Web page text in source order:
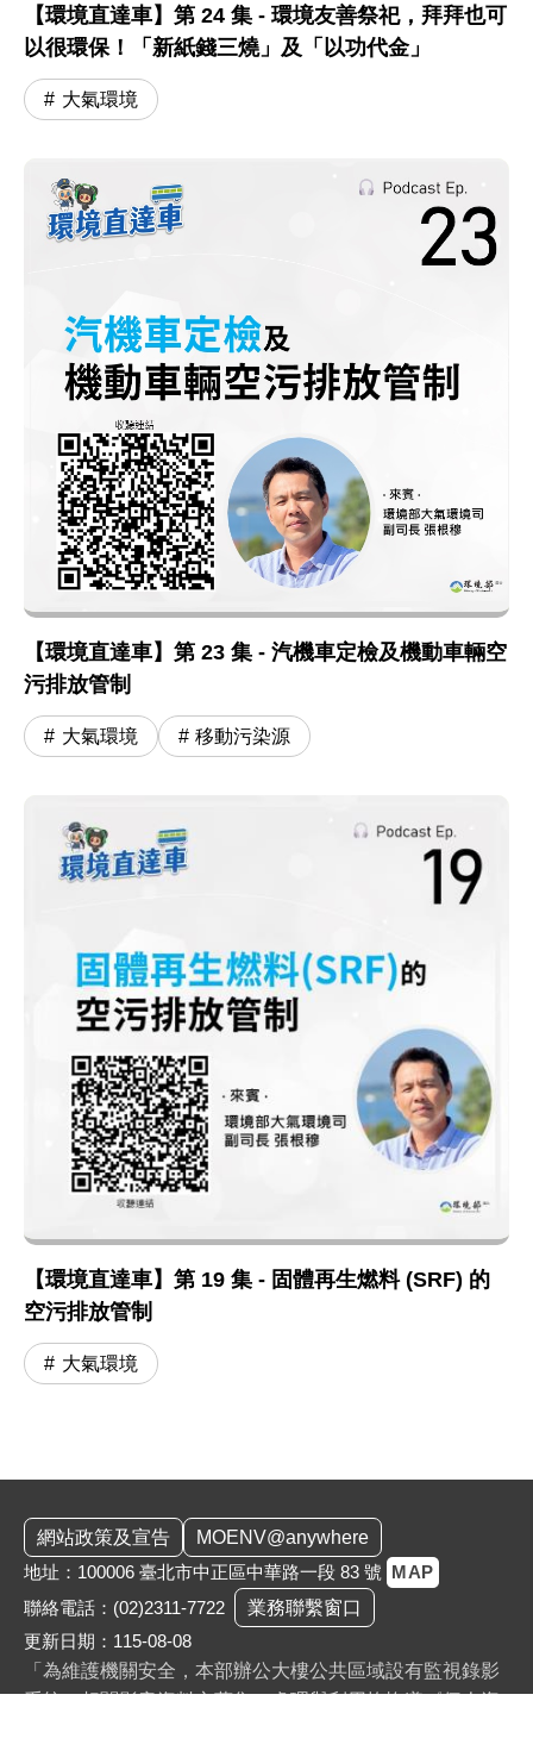
【環境直達車】第 24 集 - 環境友善祭祀，拜拜也可
以很環保！「新紙錢三燒」及「以功代金」
大氣環境
【環境直達車】第 23 集 - 汽機車定檢及機動車輛空
污排放管制
大氣環境 移動污染源
【環境直達車】第 19 集 - 固體再生燃料 (SRF) 的
空污排放管制
大氣環境
網站政策及宣告
MOENV@anywhere
地址：100006 臺北市中正區中華路一段 83 號 MAP
聯絡電話： (02)2311-7722
業務聯繫窗口
更新日期：115-08-08
「為維護機關安全，本部辦公大樓公共區域設有監視錄影
系統。相關影音資料之蒐集、處理與利用均恪遵《個人資